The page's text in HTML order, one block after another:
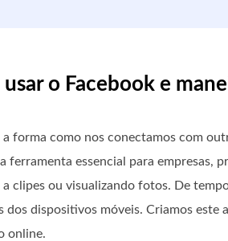
usar o Facebook e
forma como nos conectamos com
ferramenta essencial para empresas,
clipes ou visualizando fotos. De
dos dispositivos móveis. Criamos
online.